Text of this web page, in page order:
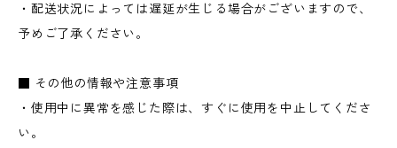
・配送状況によっては遅延が生じる場合がございますので、
予めご了承ください。
■ その他の情報や注意事項
・使用中に異常を感じた際は、すぐに使用を中止してくださ
い。